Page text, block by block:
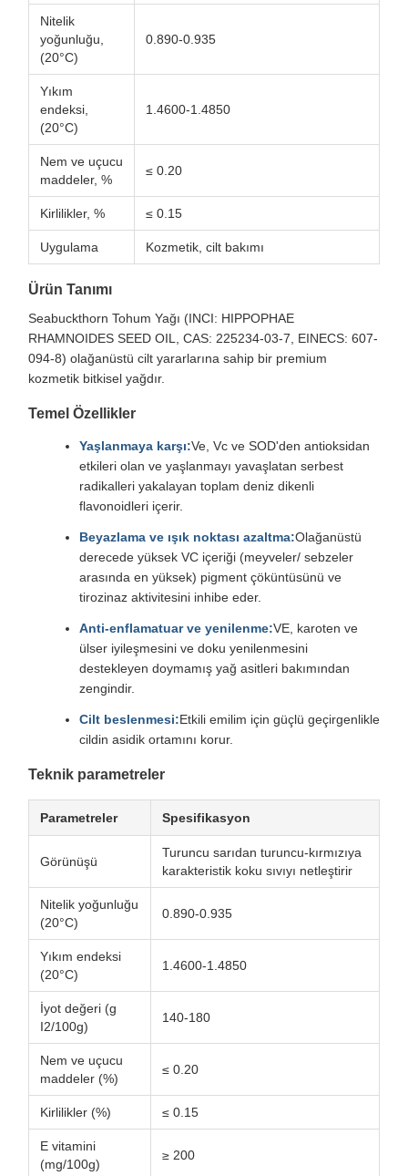
Nitelik
yoğunluğu,
(20°C)
0.890-0.935
Yıkım
endeksi,
(20°C)
1.4600-1.4850
Nem ve uçucu
maddeler, %
≤ 0.20
Kirlilikler, % ≤ 0.15
Uygulama Kozmetik, cilt bakımı
Ürün Tanımı
Seabuckthorn Tohum Yağı (INCI: HIPPOPHAE
RHAMNOIDES SEED OIL, CAS: 225234-03-7, EINECS: 607-
094-8) olağanüstü cilt yararlarına sahip bir premium
kozmetik bitkisel yağdır.
Temel Özellikler
Yaşlanmaya karşı:Ve, Vc ve SOD'den antioksidan
etkileri olan ve yaşlanmayı yavaşlatan serbest
radikalleri yakalayan toplam deniz dikenli
flavonoidleri içerir.
Beyazlama ve ışık noktası azaltma:Olağanüstü
derecede yüksek VC içeriği (meyveler/ sebzeler
arasında en yüksek) pigment çöküntüsünü ve
tirozinaz aktivitesini inhibe eder.
Anti-enflamatuar ve yenilenme:VE, karoten ve
ülser iyileşmesini ve doku yenilenmesini
destekleyen doymamış yağ asitleri bakımından
zengindir.
Cilt beslenmesi:Etkili emilim için güçlü geçirgenlikle
cildin asidik ortamını korur.
Teknik parametreler
Parametreler Spesifikasyon
Görünüşü
Turuncu sarıdan turuncu-kırmızıya
karakteristik koku sıvıyı netleştirir
Nitelik yoğunluğu
(20°C)
0.890-0.935
Yıkım endeksi
(20°C)
1.4600-1.4850
İyot değeri (g
I2/100g)
140-180
Nem ve uçucu
maddeler (%)
≤ 0.20
Kirlilikler (%) ≤ 0.15
E vitamini
(mg/100g)
≥ 200